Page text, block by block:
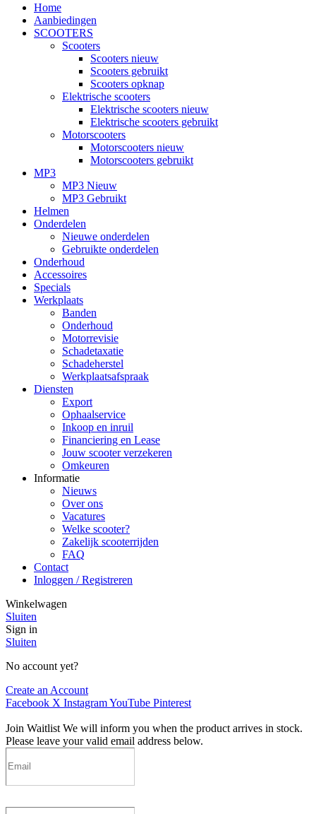
Home
Aanbiedingen
SCOOTERS
Scooters
Scooters nieuw
Scooters gebruikt
Scooters opknap
Elektrische scooters
Elektrische scooters nieuw
Elektrische scooters gebruikt
Motorscooters
Motorscooters nieuw
Motorscooters gebruikt
MP3
MP3 Nieuw
MP3 Gebruikt
Helmen
Onderdelen
Nieuwe onderdelen
Gebruikte onderdelen
Onderhoud
Accessoires
Specials
Werkplaats
Banden
Onderhoud
Motorrevisie
Schadetaxatie
Schadeherstel
Werkplaatsafspraak
Diensten
Export
Ophaalservice
Inkoop en inruil
Financiering en Lease
Jouw scooter verzekeren
Omkeuren
Informatie
Nieuws
Over ons
Vacatures
Welke scooter?
Zakelijk scooterrijden
FAQ
Contact
Inloggen / Registreren
Winkelwagen
Sluiten
Sign in
Sluiten
No account yet?
Create an Account
Facebook X InstagramYouTube Pinterest
Join Waitlist We will inform you when the product arrives in stock.
Please leave your valid email address below.